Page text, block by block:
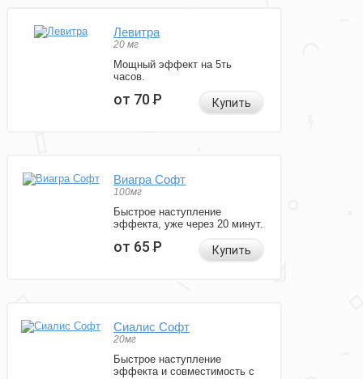
Левитра
20 мг
Мощный эффект на 5ть
часов.
от 70Р Купить
Виагра Софт
100мг
Быстрое наступление
эффекта, уже через 20 минут.
от 65Р Купить
Сиалис Софт
20мг
Быстрое наступление
эффекта и совместимость с